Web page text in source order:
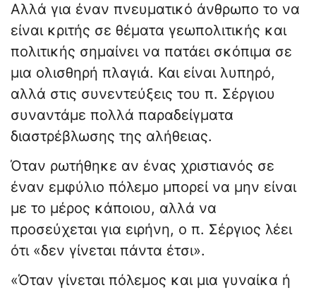
Αλλά για έναν πνευματικό άνθρωπο το να
είναι κριτής σε θέματα γεωπολιτικής και
πολιτικής σημαίνει να πατάει σκόπιμα σε
μια ολισθηρή πλαγιά. Και είναι λυπηρό,
αλλά στις συνεντεύξεις του π. Σέργιου
συναντάμε πολλά παραδείγματα
διαστρέβλωσης της αλήθειας.
Όταν ρωτήθηκε αν ένας χριστιανός σε
έναν εμφύλιο πόλεμο μπορεί να μην είναι
με το μέρος κάποιου, αλλά να
προσεύχεται για ειρήνη, ο π. Σέργιος λέει
ότι «δεν γίνεται πάντα έτσι».
«Όταν γίνεται πόλεμος και μια γυναίκα ή